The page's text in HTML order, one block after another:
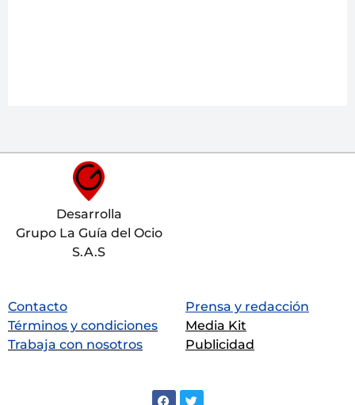
Desarrolla
Grupo La Guía del Ocio
S.A.S
Contacto
Términos y condiciones
Trabaja con nosotros
Prensa y redacción
Media Kit
Publicidad